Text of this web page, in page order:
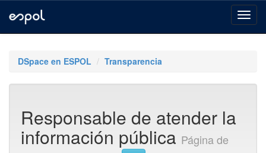
navigationDSpace en ESPOL Transparencia
Responsable de atender la
información pública Página de